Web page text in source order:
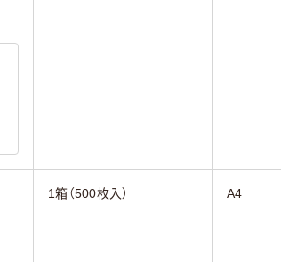
1箱（500枚入） A4